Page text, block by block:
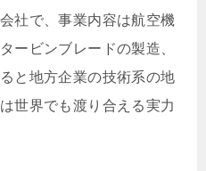
社で、事業内容は航空機
ービンブレードの製造、
と地方企業の技術系の地
世界でも渡り合える実力